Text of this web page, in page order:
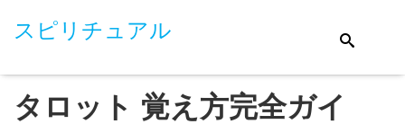
スピリチュアル
タロット 覚え方完全ガイ